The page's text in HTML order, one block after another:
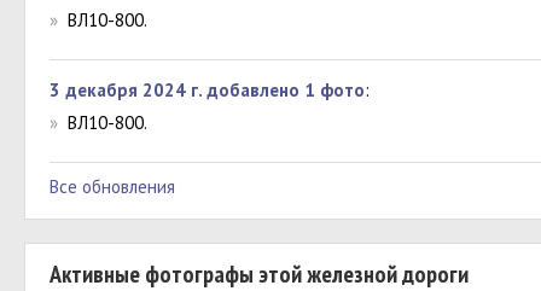
» ВЛ10-800.
3 декабря 2024 г. добавлено 1 фото:
» ВЛ10-800.
Все обновления
Активные фотографы этой железной дороги